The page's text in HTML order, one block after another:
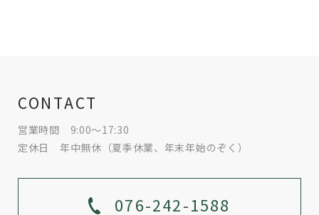
CONTACT
営業時間 9:00～17:30
定休日 年中無休（夏季休業、年末年始のぞく）
076-242-1588